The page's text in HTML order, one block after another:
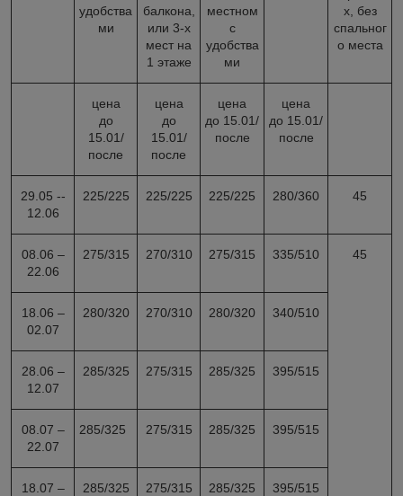
удобства
ми
балкона,
или 3-х
мест на
1 этаже
местном
с
удобства
ми
х, без
спальног
о места
цена
до
15.01/
после
цена
до
15.01/
после
цена
до 15.01/
после
цена
до 15.01/
после
29.05 --
12.06
225/225 225/225 225/225 280/360 45
08.06 –
22.06
275/315 270/310 275/315 335/510 45
18.06 –
02.07
280/320 270/310 280/320 340/510
28.06 –
12.07
285/325 275/315 285/325 395/515
08.07 –
22.07
285/325 275/315 285/325 395/515
18.07 –
285/325 275/315 285/325 395/515